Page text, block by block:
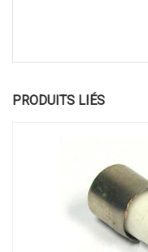
PRODUITS LIÉS